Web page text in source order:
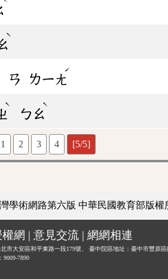
ˋ
ㄢ ㄌㄧㄤ
ˊ
ˋ
ㄅㄠ
ˋ
1 2 3 4 [5/5]
學術網路第六版 中華民國教育部版權
網 | 意見交流 | 網網相連
市大安區和平東路一段179號、
臺中院區地址：臺中市豐原區
9009-7890